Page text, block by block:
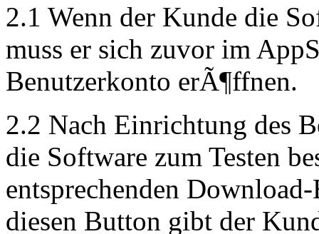
2.1 Wenn der Kunde die
muss er sich zuvor im
Benutzerkonto erÃ¶ffnen.
2.2 Nach Einrichtung des
die Software zum Testen
entsprechenden
diesen Button gibt der